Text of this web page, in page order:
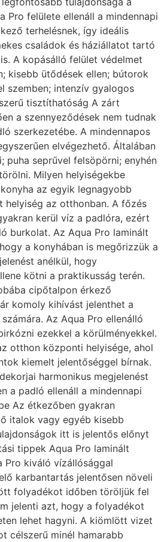
Pro felülete ellenáll a mindennapi
terhelésnek, így ideális
családok és háziállatot tartó
A kopásálló felület védelmet
kisebb ütődések ellen; bútorok
szemben; intenzív gyalogos
tisztíthatóság A zárt
a szennyeződések nem tudnak
szerkezetébe. A mindennapos
elvégezhető. Általában
puha seprűvel felsöpörni; enyhén
Milyen helyiségekbe
az egyik legnagyobb
helyiség az otthonban. A főzés
kerül víz a padlóra, ezért
burkolat. Az Aqua Pro laminált
a konyhában is megőrizzük a
anélkül, hogy
kötni a praktikusság terén.
cipőtalpon érkező
komoly kihívást jelenthet a
Az Aqua Pro ellenálló
ezekkel a körülményekkel.
otthon központi helyisége, ahol
kiemelt jelentőséggel bírnak.
harmonikus megjelenést
a padló ellenáll a mindennapi
Az étkezőben gyakran
italok vagy egyéb kisebb
itt is jelentős előnyt
tippek Aqua Pro laminált
Pro kiváló vízállósággal
karbantartás jelentősen növeli
folyadékot időben töröljük fel
jelenti azt, hogy a folyadékot
lehet hagyni. A kiömlött vizet
célszerű minél hamarabb